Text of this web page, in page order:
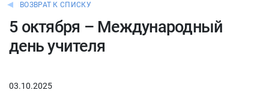
ВОЗВРАТ К СПИСКУ
5 октября – Международный
день учителя
03.10.2025